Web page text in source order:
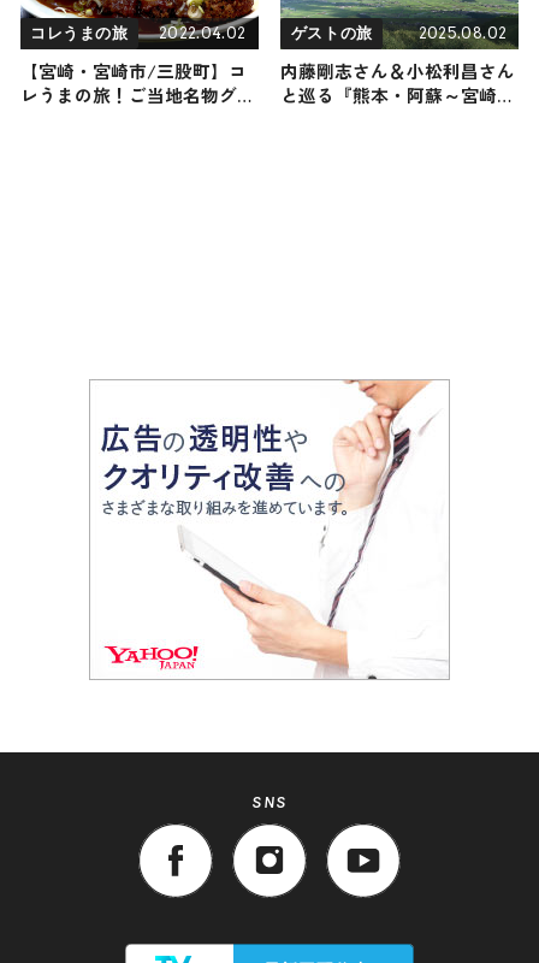
コレうまの旅 2022.04.02
【宮崎・宮崎市/三股町】コ
レうまの旅！ご当地名物グル
ゲストの旅 2025.08.02
内藤剛志さん＆小松利昌さん
と巡る『熊本・阿蘇～宮崎・
SNS